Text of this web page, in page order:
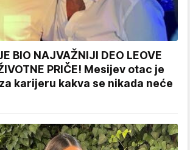
BIO NAJVAŽNIJI DEO LEOVE
PRIČE! Mesijev otac je
karijeru kakva se nikada neće